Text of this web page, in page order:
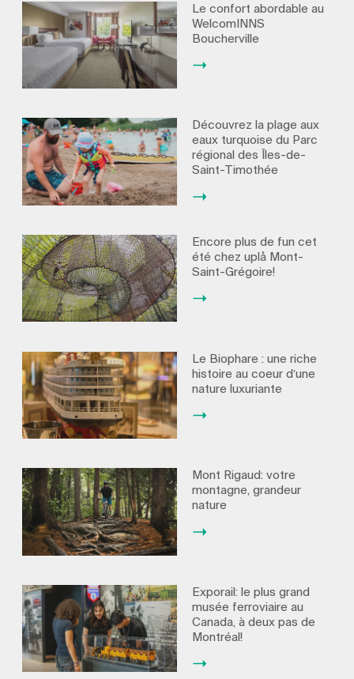
Le confort abordable au
WelcomINNS
Boucherville
Découvrez la plage aux
eaux turquoise du Parc
régional des Îles-de-
Saint-Timothée
Encore plus de fun cet
été chez uplå Mont-
Saint-Grégoire!
Le Biophare : une riche
histoire au coeur d’une
nature luxuriante
Mont Rigaud: votre
montagne, grandeur
nature
Exporail: le plus grand
musée ferroviaire au
Canada, à deux pas de
Montréal!